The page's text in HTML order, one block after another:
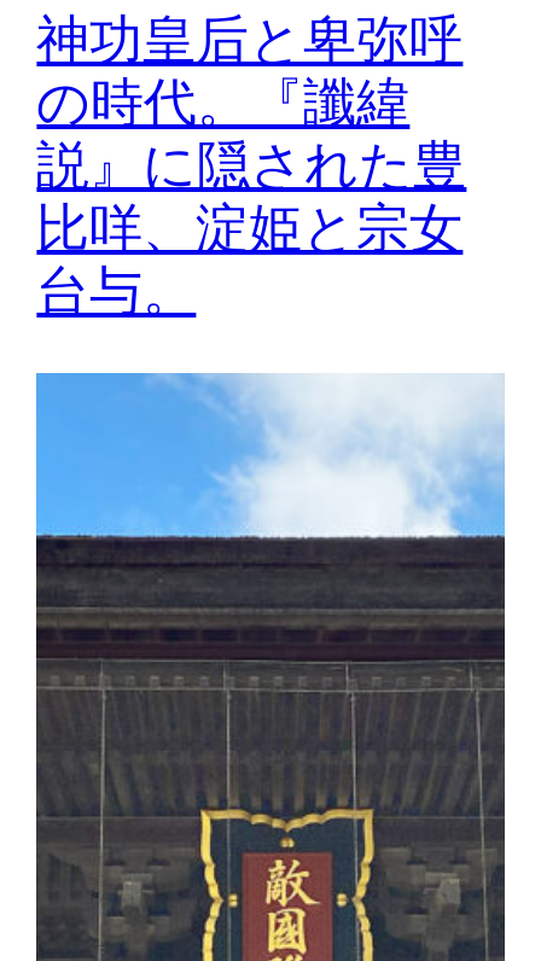
神功皇后と卑弥呼
の時代。『讖緯
説』に隠された豊
比咩、淀姫と宗女
台与。